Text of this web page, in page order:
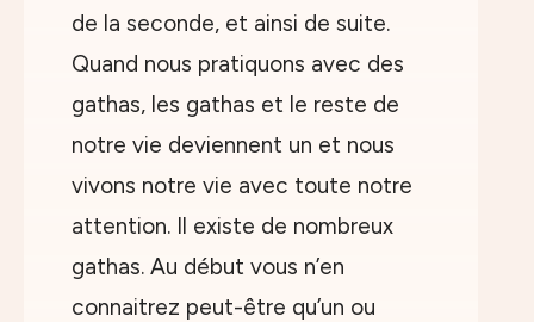
de la seconde, et ainsi de suite.
Quand nous pratiquons avec des
gathas, les gathas et le reste de
notre vie deviennent un et nous
vivons notre vie avec toute notre
attention. Il existe de nombreux
gathas. Au début vous n’en
connaitrez peut-être qu’un ou